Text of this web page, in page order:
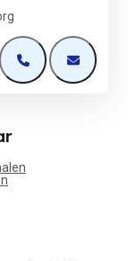
Open deOpen de